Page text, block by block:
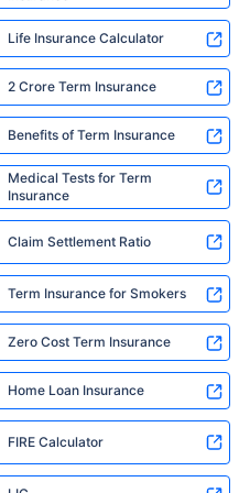
Life Insurance Calculator
2 Crore Term Insurance
Benefits of Term Insurance
Medical Tests for Term
Insurance
Claim Settlement Ratio
Term Insurance for Smokers
Zero Cost Term Insurance
Home Loan Insurance
FIRE Calculator